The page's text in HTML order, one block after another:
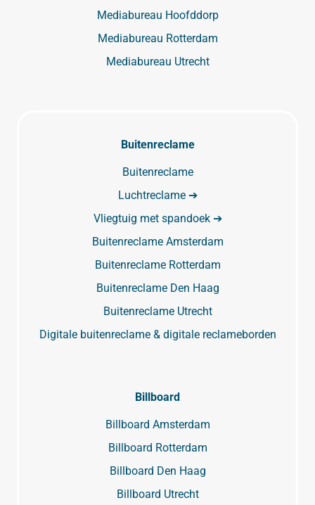
Mediabureau Hoofddorp
Mediabureau Rotterdam
Mediabureau Utrecht
Buitenreclame
Buitenreclame
Luchtreclame ➔
Vliegtuig met spandoek ➔
Buitenreclame Amsterdam
Buitenreclame Rotterdam
Buitenreclame Den Haag
Buitenreclame Utrecht
Digitale buitenreclame & digitale reclameborden
Billboard
Billboard Amsterdam
Billboard Rotterdam
Billboard Den Haag
Billboard Utrecht